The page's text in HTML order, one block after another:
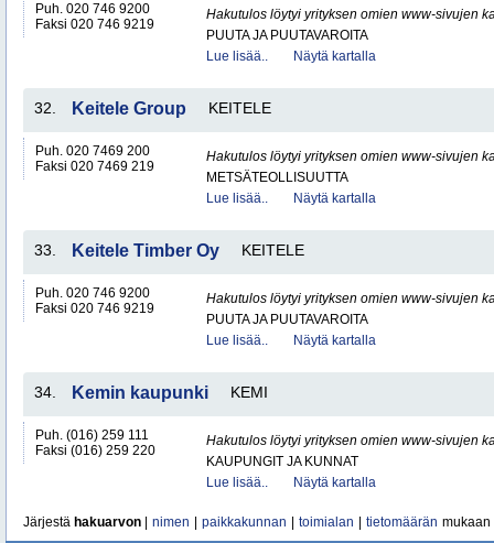
Puh. 020 746 9200
Faksi 020 746 9219
Hakutulos löytyi yrityksen omien www-sivujen
PUUTA JA PUUTAVAROITA
Lue lisää..
Näytä kartalla
32. Keitele Group KEITELE
Puh. 020 7469 200
Faksi 020 7469 219
Hakutulos löytyi yrityksen omien www-sivujen
METSÄTEOLLISUUTTA
Lue lisää..
Näytä kartalla
33. Keitele Timber Oy KEITELE
Puh. 020 746 9200
Faksi 020 746 9219
Hakutulos löytyi yrityksen omien www-sivujen
PUUTA JA PUUTAVAROITA
Lue lisää..
Näytä kartalla
34. Kemin kaupunki KEMI
Puh. (016) 259 111
Faksi (016) 259 220
Hakutulos löytyi yrityksen omien www-sivujen
KAUPUNGIT JA KUNNAT
Lue lisää..
Näytä kartalla
Järjestä hakuarvon nimen paikkakunnan toimialan tietomäärän mukaan